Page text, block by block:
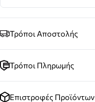
Τρόποι Αποστολής
Τρόποι Πληρωμής
Επιστροφές Προϊόντων